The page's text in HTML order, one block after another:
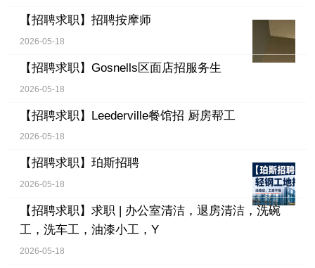
【招聘求职】 招聘按摩师
2026-05-18
【招聘求职】 Gosnells区面店招服务生
2026-05-18
【招聘求职】 Leederville餐馆招 厨房帮工
2026-05-18
【招聘求职】 珀斯招聘
2026-05-18
【招聘求职】 求职 | 办公室清洁，退房清洁，洗碗
工，洗车工，油漆小工，Y
2026-05-18